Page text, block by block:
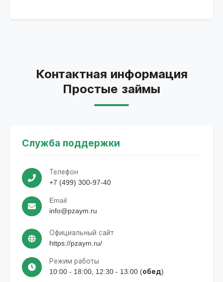
Контактная информация
Простые займы
Служба поддержки
Телефон
+7 (499) 300-97-40
Email
info@pzaym.ru
Официальный сайт
https://pzaym.ru/
Режим работы
10:00 - 18:00, 12:30 - 13:00 (обед)